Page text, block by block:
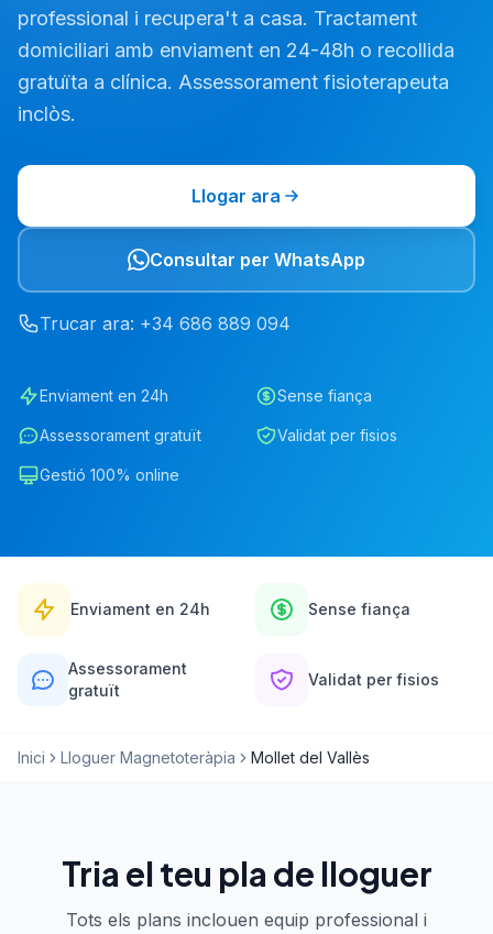
professional i recupera't a casa. Tractament
domiciliari amb enviament en 24-48h o recollida
gratuïta a clínica. Assessorament fisioterapeuta
inclòs.
Llogar ara
Consultar per WhatsApp
Trucar ara: +34 686 889 094
Enviament en 24h Sense fiança
Assessorament gratuït Validat per fisios
Gestió 100% online
Enviament en 24h Sense fiança
Assessorament
gratuït
Validat per fisios
Inici Lloguer Magnetoteràpia Mollet del Vallès
Tria el teu pla de lloguer
Tots els plans inclouen equip professional i